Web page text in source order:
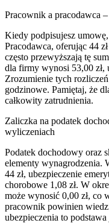
Pracownik a pracodawca
Kiedy podpisujesz
Pracodawca, oferując 44
często przewyższają tę
dla firmy wynosi 53,00 zł,
Zrozumienie tych
godzinowe. Pamiętaj, że
całkowity zatrudnienia.
Zaliczka na podatek
wyliczeniach
Podatek dochodowy oraz
elementy wynagrodzenia.
44 zł, ubezpieczenie
chorobowe 1,08 zł. W
może wynosić 0,00 zł, co
pracownik powinien
ubezpieczenia to